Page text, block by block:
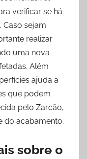
verificar se há
Caso sejam
realizar
uma nova
Além
ajuda a
que podem
pelo Zarcão,
do acabamento.
sobre o